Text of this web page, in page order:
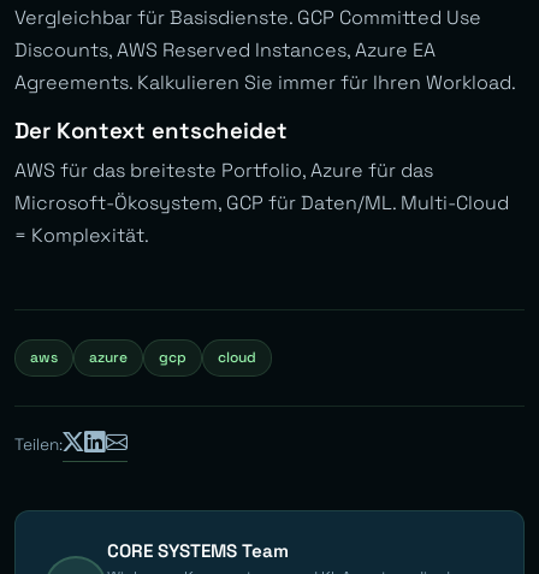
Vergleichbar für Basisdienste. GCP Committed Use
Discounts, AWS Reserved Instances, Azure EA
Agreements. Kalkulieren Sie immer für Ihren Workload.
Der Kontext entscheidet
AWS für das breiteste Portfolio, Azure für das
Microsoft-Ökosystem, GCP für Daten/ML. Multi-Cloud
= Komplexität.
aws azure gcp cloud
Teilen:
CORE SYSTEMS Team